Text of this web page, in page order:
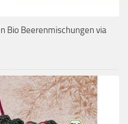
Bio Beerenmischungen via